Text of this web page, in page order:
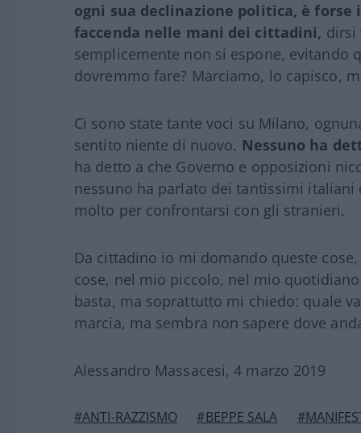
ogni sua declinazione politica, è
faccenda nelle mani dei cittadini, dirsi
semplicemente non si espone,
dovremmo fare? Marciamo, lo capisco,
Ci sono state tante voci su Milano,
sentito niente di nuovo. Nessuno ha
ha detto a che Governo e opposizioni
nessuno ha parlato dei tantissimi
molto per confrontarsi con gli stranieri.
Da cittadino io mi domando queste
cose, nel mio piccolo, nel mio
basta, ma soprattutto mi chiedo: quale
marcia, ma sembra non sapere dove
Alessandro Massacesi, 4 marzo 2019
#ANTI-RAZZISMO #BEPPE SALA